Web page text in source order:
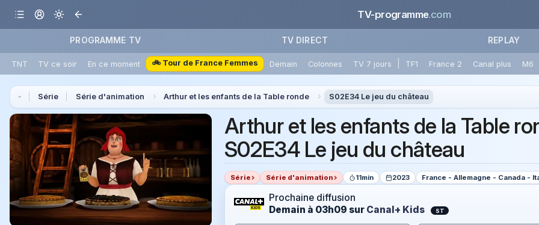
TV-programme.com
PROGRAMME TV TV DIRECT REPLAY
TNT TV ce soir En ce moment 🚲 Tour de France Femmes Demain Colonnes TV 7 jours TF1 France 2 Canal plus M6
Série Série d'animation Arthur et les enfants de la Table ronde S02E34 Le jeu du château
Arthur et les enfants de la Table
S02E34 Le jeu du château
Série Série d'animation 11min 2023 France - Allemagne - Canada -
Prochaine diffusion
Demain à 03h09 sur Canal+ Kids ST